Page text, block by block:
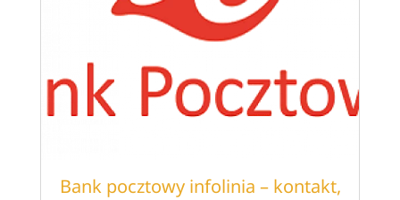
Bank pocztowy infolinia – kontakt,